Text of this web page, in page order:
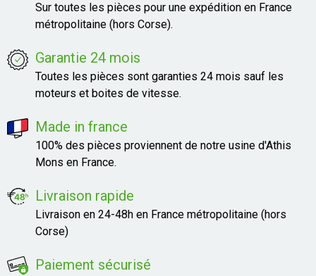
Sur toutes les pièces pour une expédition en France
métropolitaine (hors Corse).
Garantie 24 mois
Toutes les pièces sont garanties 24 mois sauf les
moteurs et boites de vitesse.
Made in france
100% des pièces proviennent de notre usine d'Athis
Mons en France.
Livraison rapide
Livraison en 24-48h en France métropolitaine (hors
Corse)
Paiement sécurisé